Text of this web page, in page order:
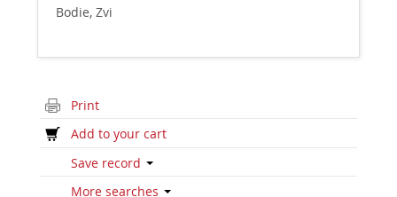
Bodie, Zvi
Print
Add to your cart
Save record
More searches